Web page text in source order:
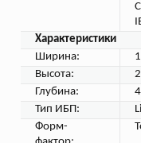
Характеристики
Ширина:
Высота:
Глубина:
Тип ИБП:
Форм-